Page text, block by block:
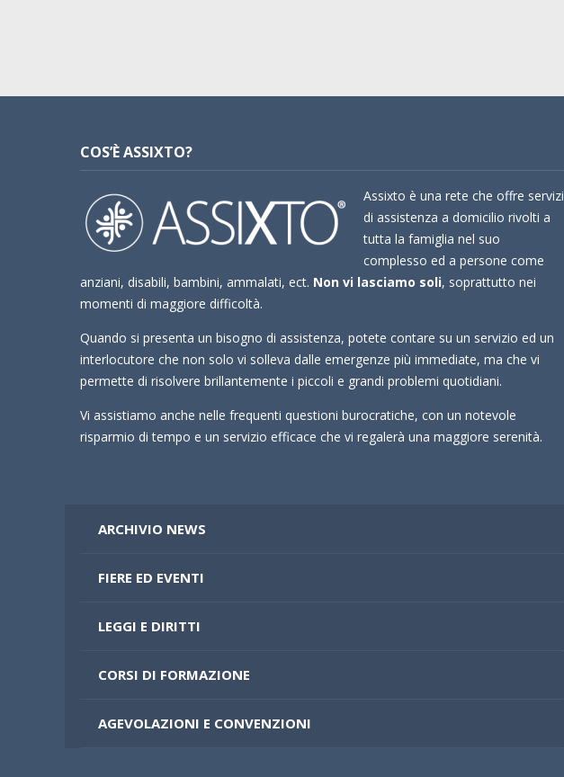
COS’È ASSIXTO?
Assixto è una rete che offre servizi
di assistenza a domicilio rivolti a
tutta la famiglia nel suo
complesso ed a persone come
anziani, disabili, bambini, ammalati, ect. Non vi lasciamo soli, soprattutto nei
momenti di maggiore difficoltà.
Quando si presenta un bisogno di assistenza, potete contare su un servizio ed un
interlocutore che non solo vi solleva dalle emergenze più immediate, ma che vi
permette di risolvere brillantemente i piccoli e grandi problemi quotidiani.
Vi assistiamo anche nelle frequenti questioni burocratiche, con un notevole
risparmio di tempo e un servizio efficace che vi regalerà una maggiore serenità.
ARCHIVIO NEWS
FIERE ED EVENTI
LEGGI E DIRITTI
CORSI DI FORMAZIONE
AGEVOLAZIONI E CONVENZIONI